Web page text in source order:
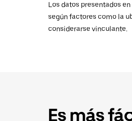
Los datos presentados
según factores como la
considerarse vinculante.
Es más